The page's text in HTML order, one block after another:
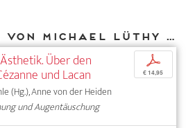
Weitere Texte von Michael Lüthy bei DIAPHANES
Über den
und Lacan
(Hg.), Anne von der Heiden
und Augentäuschung
p
€ 14,95